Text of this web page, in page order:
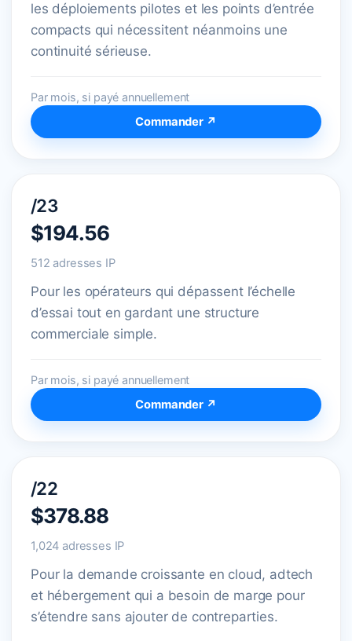
les déploiements pilotes et les points d’entrée
compacts qui nécessitent néanmoins une
continuité sérieuse.
Par mois, si payé annuellement
Commander ↗
/23
$194.56
512 adresses IP
Pour les opérateurs qui dépassent l’échelle
d’essai tout en gardant une structure
commerciale simple.
Par mois, si payé annuellement
Commander ↗
/22
$378.88
1,024 adresses IP
Pour la demande croissante en cloud, adtech
et hébergement qui a besoin de marge pour
s’étendre sans ajouter de contreparties.